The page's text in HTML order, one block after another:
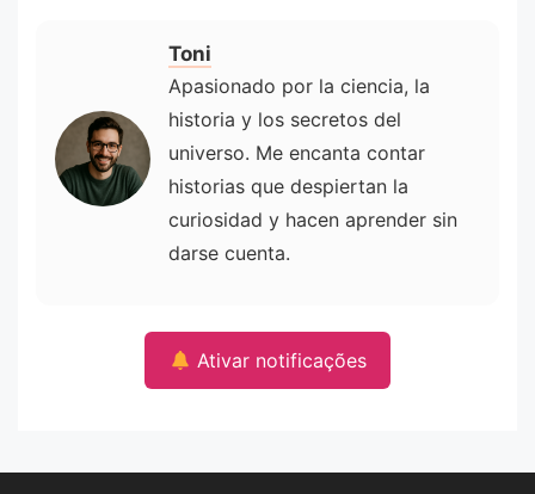
Toni
Apasionado por la ciencia, la
historia y los secretos del
universo. Me encanta contar
historias que despiertan la
curiosidad y hacen aprender sin
darse cuenta.
Ativar notificações